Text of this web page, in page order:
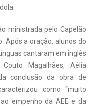
ministrada pelo Capelão
Após a oração, alunos do
cantaram em inglês
Magalhães, Aélia
conclusão da obra de
como “muito
empenho da AEE e da